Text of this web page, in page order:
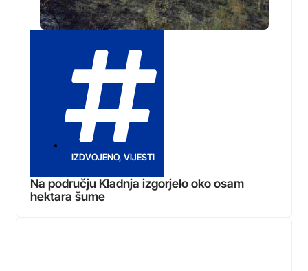
IZDVOJENO, VIJESTI
Na području Kladnja izgorjelo oko osam
hektara šume